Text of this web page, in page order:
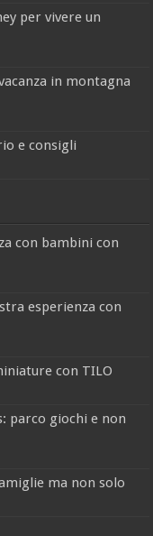
per vivere un
in montagna
e consigli
con bambini con
esperienza con
con TILO
parco giochi e non
ma non solo